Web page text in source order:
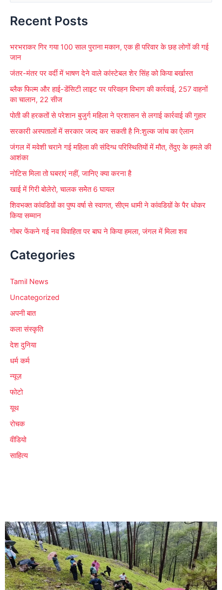
a
c
o
Recent Posts
भरभराकर गिर गया 100 साल पुराना मकान, एक ही परिवार के छह लोगों की गई
जान
जंतर-मंतर पर वर्दी में भाषण देने वाले कांस्टेबल शेर सिंह को किया बर्खास्त
ब्लैक फिल्म और हाई-डेंसिटी लाइट पर परिवहन विभाग की कार्रवाई, 257 वाहनों
का चालान, 22 सीज
पोती की हरकतों से परेशान बुजुर्ग महिला ने प्रशासन से लगाई कार्रवाई की गुहार
सरकारी अस्पतालों में सरकार जल्द कर सकती है नि:शुल्क जांच का ऐलान
जंगल में मवेशी चराने गई महिला की संदिग्ध परिस्थितियों में मौत, तेंदुए के हमले की
आशंका
नोटिस मिला तो घबराएं नहीं, जानिए क्या करना है
खाई में गिरी बोलेरो, चालक समेेत 6 घायल
शिवभक्त कांवडिय़ों का पुष्प वर्षा से स्वागत, सीएम धामी ने कांवडिय़ों के पैर धोकर
किया सम्मान
गोबर फेंकने गई नव विवाहिता पर बाघ ने किया हमला, जंगल में मिला शव
Categories
Tamil News
Uncategorized
अपनी बात
कला संस्कृति
देश दुनिया
धर्म कर्म
न्यूज़
फोटो
यूथ
रोचक
वीडियो
साहित्य